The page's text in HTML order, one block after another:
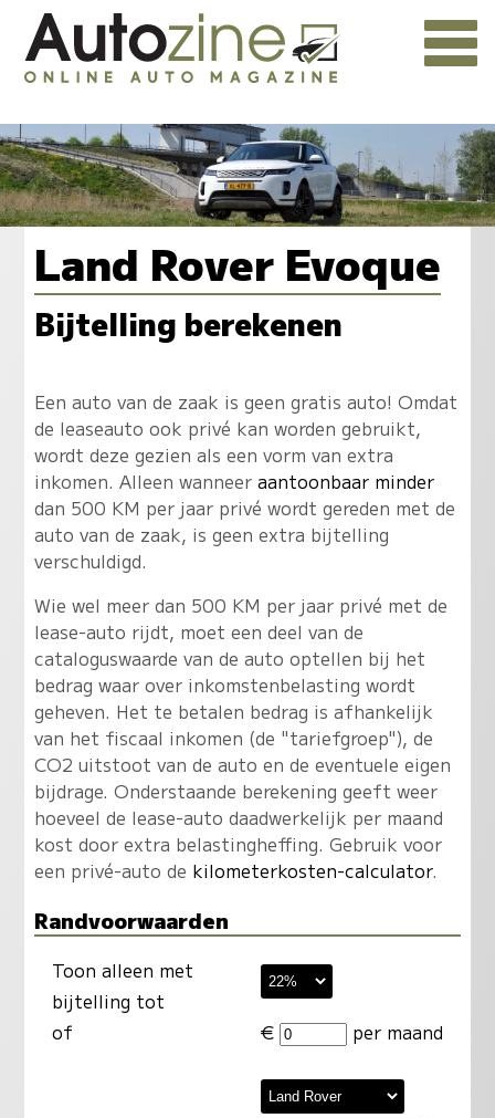
Land Rover Evoque
Bijtelling berekenen
Een auto van de zaak is geen gratis auto! Omdat
de leaseauto ook privé kan worden gebruikt,
wordt deze gezien als een vorm van extra
inkomen. Alleen wanneer aantoonbaar minder
dan 500 KM per jaar privé wordt gereden met de
auto van de zaak, is geen extra bijtelling
verschuldigd.
Wie wel meer dan 500 KM per jaar privé met de
lease-auto rijdt, moet een deel van de
cataloguswaarde van de auto optellen bij het
bedrag waar over inkomstenbelasting wordt
geheven. Het te betalen bedrag is afhankelijk
van het fiscaal inkomen (de "tariefgroep"), de
CO2 uitstoot van de auto en de eventuele eigen
bijdrage. Onderstaande berekening geeft weer
hoeveel de lease-auto daadwerkelijk per maand
kost door extra belastingheffing. Gebruik voor
een privé-auto de kilometerkosten-calculator.
Randvoorwaarden
Toon alleen met
bijtelling tot
of
€ per maand